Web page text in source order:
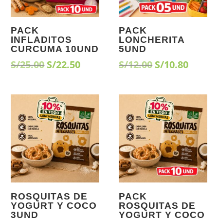
PACK
INFLADITOS
CURCUMA 10UND
S/25.00 El
era:
S/25.00.
S/22.50El
S/22.50.
PACK
LONCHERITA
5UND
S/12.00 El
era:
S/12.00.
S/10.80El
S/
¡Oferta!
ROSQUITAS DE
YOGURT Y COCO
3UND
¡Oferta!
PACK
ROSQUITAS DE
YOGURT Y COCO